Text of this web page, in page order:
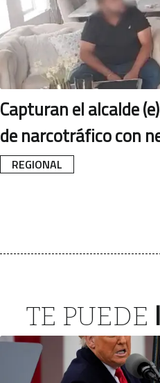
REGIONAL
Capturan el alcalde
de narcotráfico con
TE PUEDE